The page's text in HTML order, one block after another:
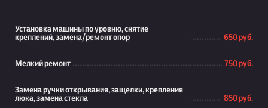
Установка машины по уровню, снятие
креплений, замена/ремонт опор
650 руб.
Мелкий ремонт 750 руб.
Замена ручки открывания, защелки, крепления
люка, замена стекла
850 руб.